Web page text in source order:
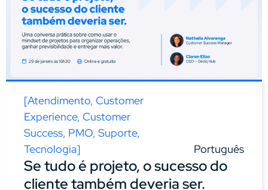
[Atendimento, Customer
Experience, Customer
Success, PMO, Suporte,
Tecnologia] Português
Se tudo é projeto, o sucesso do
cliente também deveria ser.